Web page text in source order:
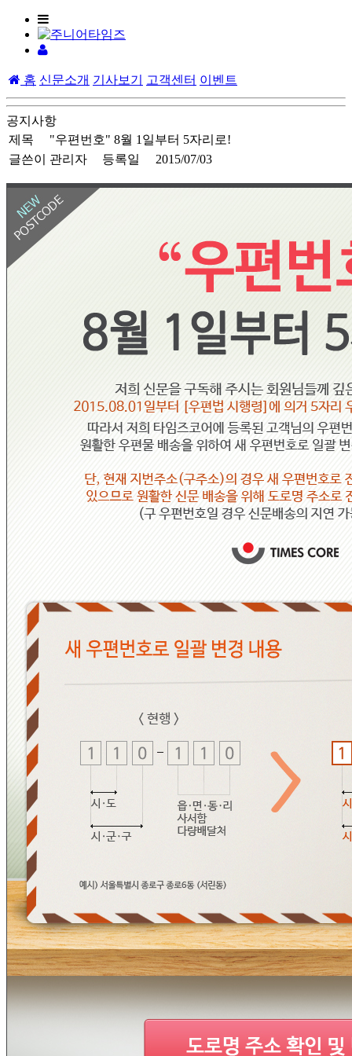
홈 신문소개 기사보기 고객센터 이벤트
공지사항
제목
"우편번호" 8월 1일부터 5자리로!
글쓴이
관리자 등록일 2015/07/03